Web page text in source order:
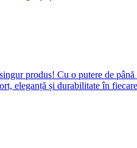
produs! Cu o putere de până
eleganță și durabilitate în